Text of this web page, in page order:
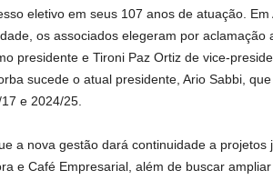
eletivo em seus 107 anos de atuação.
os associados elegeram por aclamação
presidente e Tironi Paz Ortiz de vice-
sucede o atual presidente, Ario Sabbi,
e 2024/25.
a nova gestão dará continuidade a
e Café Empresarial, além de buscar